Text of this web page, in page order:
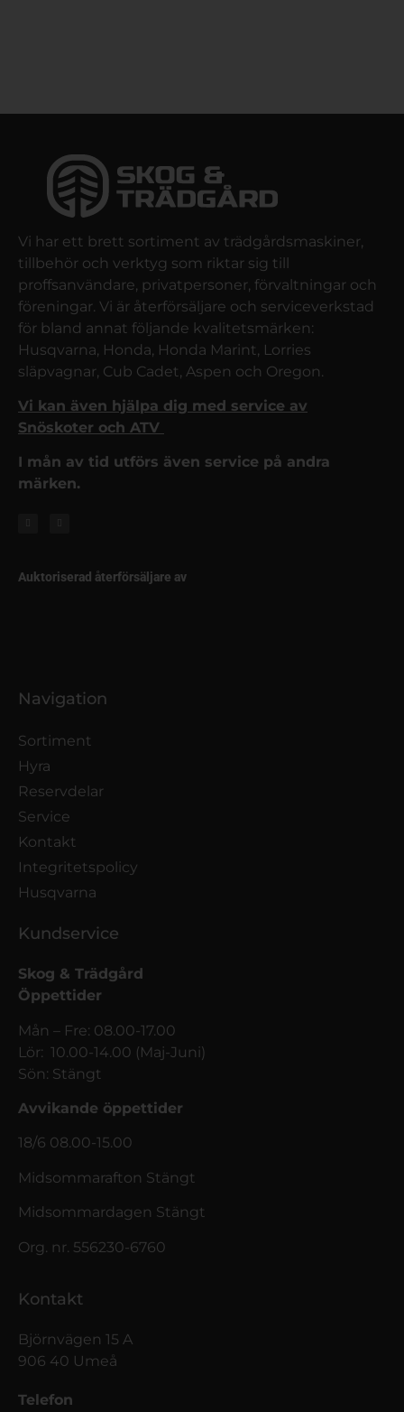
Vi har ett brett sortiment av trädgårdsmaskiner,
tillbehör och verktyg som riktar sig till
proffsanvändare, privatpersoner, förvaltningar och
föreningar. Vi är återförsäljare och serviceverkstad
för bland annat följande kvalitetsmärken:
Husqvarna, Honda, Honda Marint, Lorries
släpvagnar, Cub Cadet, Aspen och Oregon.
Vi kan även hjälpa dig med service av
Snöskoter och ATV
I mån av tid utförs även service på andra
märken.
Auktoriserad återförsäljare av
Navigation
Sortiment
Hyra
Reservdelar
Service
Kontakt
Integritetspolicy
Husqvarna
Kundservice
Skog & Trädgård
Öppettider
Mån – Fre: 08.00-17.00
Lör: 10.00-14.00 (Maj-Juni)
Sön: Stängt
Avvikande öppettider
18/6 08.00-15.00
Midsommarafton Stängt
Midsommardagen Stängt
Org. nr. 556230-6760
Kontakt
Björnvägen 15 A
906 40 Umeå
Telefon